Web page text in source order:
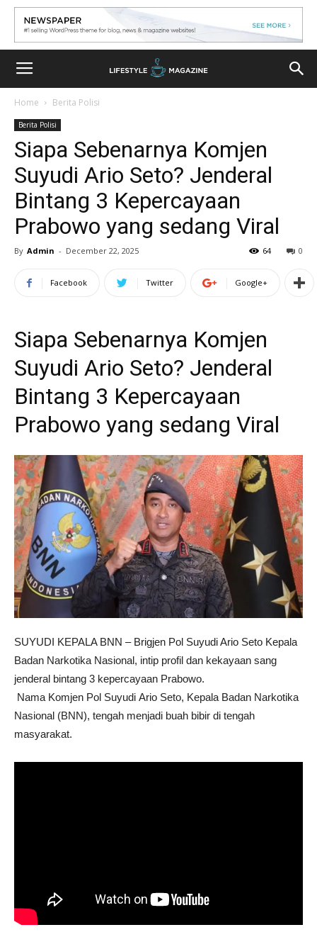
Home Berita Polisi
Berita Polisi
Siapa Sebenarnya Komjen
Suyudi Ario Seto? Jenderal
Bintang 3 Kepercayaan
Prabowo yang sedang Viral
By Admin - December 22, 2025 0
64
Facebook Twitter Google+
Siapa Sebenarnya Komjen
Suyudi Ario Seto? Jenderal
Bintang 3 Kepercayaan
Prabowo yang sedang Viral
SUYUDI KEPALA BNN – Brigjen Pol Suyudi Ario Seto Kepala
Badan Narkotika Nasional, intip profil dan kekayaan sang
jenderal bintang 3 kepercayaan Prabowo.
Nama Komjen Pol Suyudi Ario Seto, Kepala Badan Narkotika
Nasional (BNN), tengah menjadi buah bibir di tengah
masyarakat.